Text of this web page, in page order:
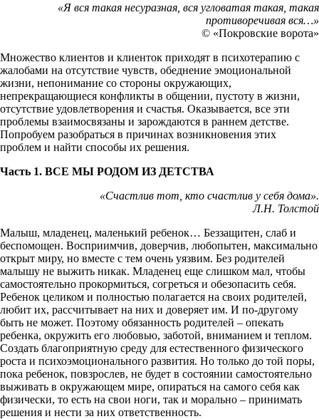
«Я вся такая несуразная, вся угловатая такая, такая
противоречивая вся…»
© «Покровские ворота»
Множество клиентов и клиенток приходят в психотерапию с
жалобами на отсутствие чувств, обеднение эмоциональной
жизни, непонимание со стороны окружающих,
непрекращающиеся конфликты в общении, пустоту в жизни,
отсутствие удовлетворения и счастья. Оказывается, все эти
проблемы взаимосвязаны и зарождаются в раннем детстве.
Попробуем разобраться в причинах возникновения этих
проблем и найти способы их решения.
Часть 1. ВСЕ МЫ РОДОМ ИЗ ДЕТСТВА
«Счастлив тот, кто счастлив у себя дома».
Л.Н. Толстой
Малыш, младенец, маленький ребенок… Беззащитен, слаб и
беспомощен. Восприимчив, доверчив, любопытен, максимально
открыт миру, но вместе с тем очень уязвим. Без родителей
малышу не выжить никак. Младенец еще слишком мал, чтобы
самостоятельно прокормиться, согреться и обезопасить себя.
Ребенок целиком и полностью полагается на своих родителей,
любит их, рассчитывает на них и доверяет им. И по-другому
быть не может. Поэтому обязанность родителей – опекать
ребенка, окружить его любовью, заботой, вниманием и теплом.
Создать благоприятную среду для естественного физического
роста и психоэмоционального развития. Но только до той поры,
пока ребенок, повзрослев, не будет в состоянии самостоятельно
выживать в окружающем мире, опираться на самого себя как
физически, то есть на свои ноги, так и морально – принимать
решения и нести за них ответственность.